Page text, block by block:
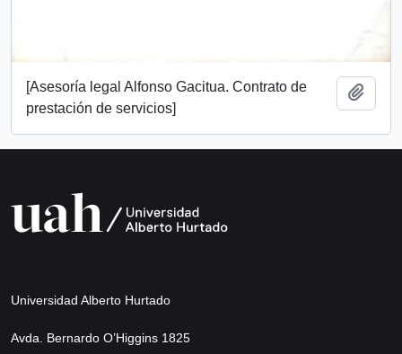
[Asesoría legal Alfonso Gacitua. Contrato de
prestación de servicios]
Universidad Alberto Hurtado
Avda. Bernardo O’Higgins 1825